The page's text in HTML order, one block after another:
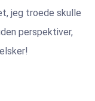
jeg troede skulle
perspektiver,